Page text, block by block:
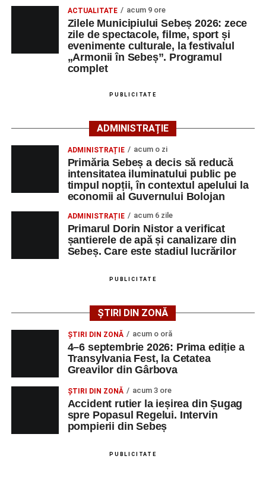
Cei interesați pot consulta toate locurile de muncă
disponibile accesând platforma oficială ANOFM,
AJOFM Alba, apoi secțiunea„Persoane fizice
– Locuri de muncă vacante”. De asemenea, informații
pot fi obținute direct de la sediul AJOFM Alba sau de la
agenția teritorială de care aparține persoana aflată în
Lista publicată de AJOFM Alba include, pe lângă
denumirea posturilor vacante din Săsciori, și datele de
contact ale angajatorilor, precum numere de telefon și
adrese de e-mail, pentru ca persoanele interesate să
poată solicita detalii despre condițiile de angajare,
programul de lucru și procesul de recrutare.
Mai jos puteți consulta lista completă a locurilor de
muncă disponibile în comuna Săsciori la data de 4
august 2026, precum și datele de contact ale
LMV
TELEFON/E-
Technology Srl
OPERATOR LA
MASINI-UNELTE
CU COMANDA
NUMERICA
1 0752826367
ACTUALITATE acum 9 ore
Zilele Municipiului Sebeș 2026: zece
zile de spectacole, filme, sport și
evenimente culturale, la festivalul
„Armonii în Sebeș”. Programul
complet
PUBLICITATE
ADMINISTRAȚIE
ADMINISTRAȚIE acum o zi
Primăria Sebeș a decis să reducă
intensitatea iluminatului public pe
timpul nopții, în contextul apelului la
economii al Guvernului Bolojan
ADMINISTRAȚIE acum 6 zile
Primarul Dorin Nistor a verificat
șantierele de apă și canalizare din
Sebeș. Care este stadiul lucrărilor
PUBLICITATE
ȘTIRI DIN ZONĂ
ȘTIRI DIN ZONĂ acum o oră
4–6 septembrie 2026: Prima ediție a
Transylvania Fest, la Cetatea
Greavilor din Gârbova
ȘTIRI DIN ZONĂ acum 3 ore
Accident rutier la ieșirea din Șugag
spre Popasul Regelui. Intervin
pompierii din Sebeș
PUBLICITATE